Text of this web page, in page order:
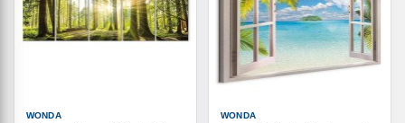
WONDA WONDA